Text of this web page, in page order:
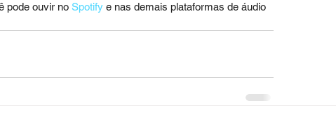
pode ouvir no Spotify e nas demais plataformas de áudio